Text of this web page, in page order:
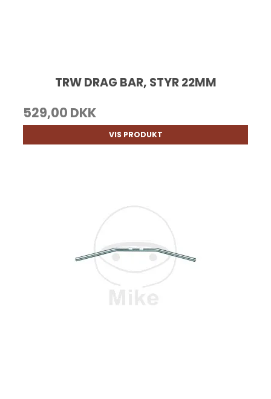
TRW DRAG BAR, STYR 22MM
529,00 DKK
VIS PRODUKT